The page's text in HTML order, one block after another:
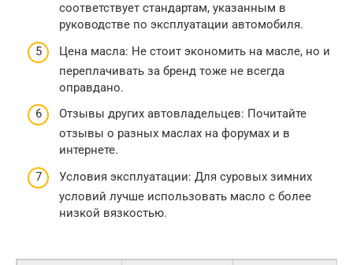
соответствует стандартам, указанным в
руководстве по эксплуатации автомобиля.
Цена масла: Не стоит экономить на масле, но и
переплачивать за бренд тоже не всегда
оправдано.
Отзывы других автовладельцев: Почитайте
отзывы о разных маслах на форумах и в
интернете.
Условия эксплуатации: Для суровых зимних
условий лучше использовать масло с более
низкой вязкостью.